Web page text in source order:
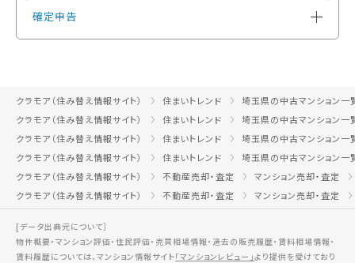
確定申告
クラモア（住み替え情報サイト） 住まいトレンド
埼玉県の中古マンション一
クラモア（住み替え情報サイト）
住まいトレンド
埼玉県の中古マンション一
クラモア（住み替え情報サイト）
住まいトレンド
埼玉県の中古マンション一
クラモア（住み替え情報サイト）
住まいトレンド
埼玉県の中古マンション一
クラモア（住み替え情報サイト）
不動産売却・査定
マンション売却・査定
クラモア（住み替え情報サイト）
不動産売却・査定 マンション売却・査定
[データ出典元について］
物件概要・マンション評価・住民評価・売買相場情報・過去の販売履歴・賃料相場情報・
賃料履歴については、マンション情報サイト「マンションレビュー」より提供を受けており